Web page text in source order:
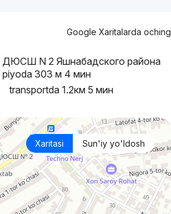
Google Xaritalarda oching
ДЮСШ N 2 Яшнабадского района
piyoda 303 м 4 мин
transportda 1.2км 5 мин
Xaritasi Sun'iy yo'ldosh